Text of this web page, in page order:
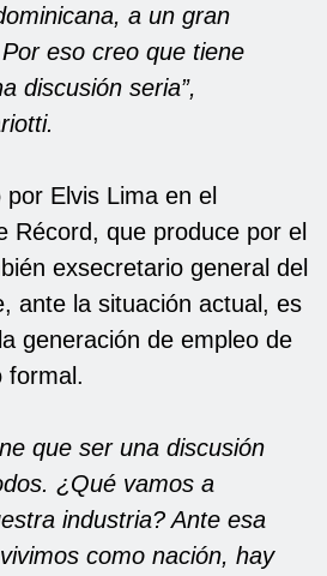
a un gran
eso creo que tiene
discusión seria”,
Elvis Lima en el
Récord, que produce por el
exsecretario general del
ante la situación actual, es
generación de empleo de
formal.
que ser una discusión
¿Qué vamos a
industria? Ante esa
como nación, hay